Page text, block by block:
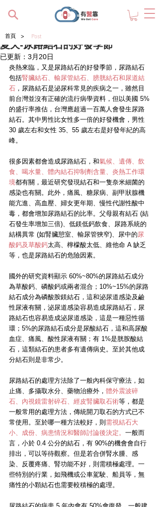
夏天-尿路結石的好發季節
已更新： 3月20日
炎熱來臨，又是尿路結石的好發季節，尿路結石
包括腎臟結石、輸尿管結石、膀胱結石和尿道結
石 ，尿路結石是泌尿科常見的疾病之一，雖然目
前台灣並沒有正確的流行病學資料，但以美國 5%
的盛行率推估，台灣應超過一百萬人會發生尿路
結石。其中男性比女性多一倍的好發機會，男性
30 歲左右和女性 35、55 歲左右是好發年紀的高
峰。
很多因素都會造成尿路結石，和氣候、遺傳、飲
食、喝水量、體內結石抑制劑含量、炎熱工作環
境都有關，最近研究發現結石和一隻奈米細菌的
感染也有關。此外，痛風、糖尿病、副甲狀腺機
能亢進、高血壓、婦女更年期、慢性代謝性酸中
毒，都會增加尿路結石的比率。父母親有結石 (結
石發生率增加三倍)、低鎂低鈣飲食、尿路系統的
結構異常 (如腎臟憩室、輸尿管狹窄)、尿中的 尿
酸鈣及草酸鈣太高、檸檬酸太低、維他命 A 缺乏
等，也是尿路結石的危險因素。
國外的研究資料顯示 60%~80%的尿路結石成分
為草酸鈣、磷酸鈣或兩者混合；10%~15%的尿路
結石成分為磷酸胺鎂結石，這和泌尿道感染及鹼
性尿液有關，泌尿道感染容易造成尿路結石，尿
路結石也容易造成泌尿道感染，這是一種惡性循
環；5%的尿路結石成分是尿酸結石，這和高尿酸
血症、痛風、酸性尿液有關；有 1%是胱胺酸結
石，這類結石的患者多有遺傳病史。至於其他成
分結石則是非常少。
尿路結石的處理方法除了一般內科保守療法，如
止痛、多攝取水分、藥物治療外， 體外震波碎
石、內視鏡雷射碎石、經皮腎臟取石術等，都是
一般常用的處理方法，傳統開刀取石的方式已不
常使用。至於哪一種方法較好，則 需視結石大
小、成份、病患情況和醫師討論後決定。 一般而
言，小於 0.4 公分的結石，有 90%的機會會自行
排出，可以等待觀察。但是若合併腎水腫、感
染、反覆疼痛、腎功能不好，則需積極處理。一
些特別的行業，如飛機或公車駕駛、船員等，無
痛性的小顆結石也需要較積極的處理。
首頁 > Post